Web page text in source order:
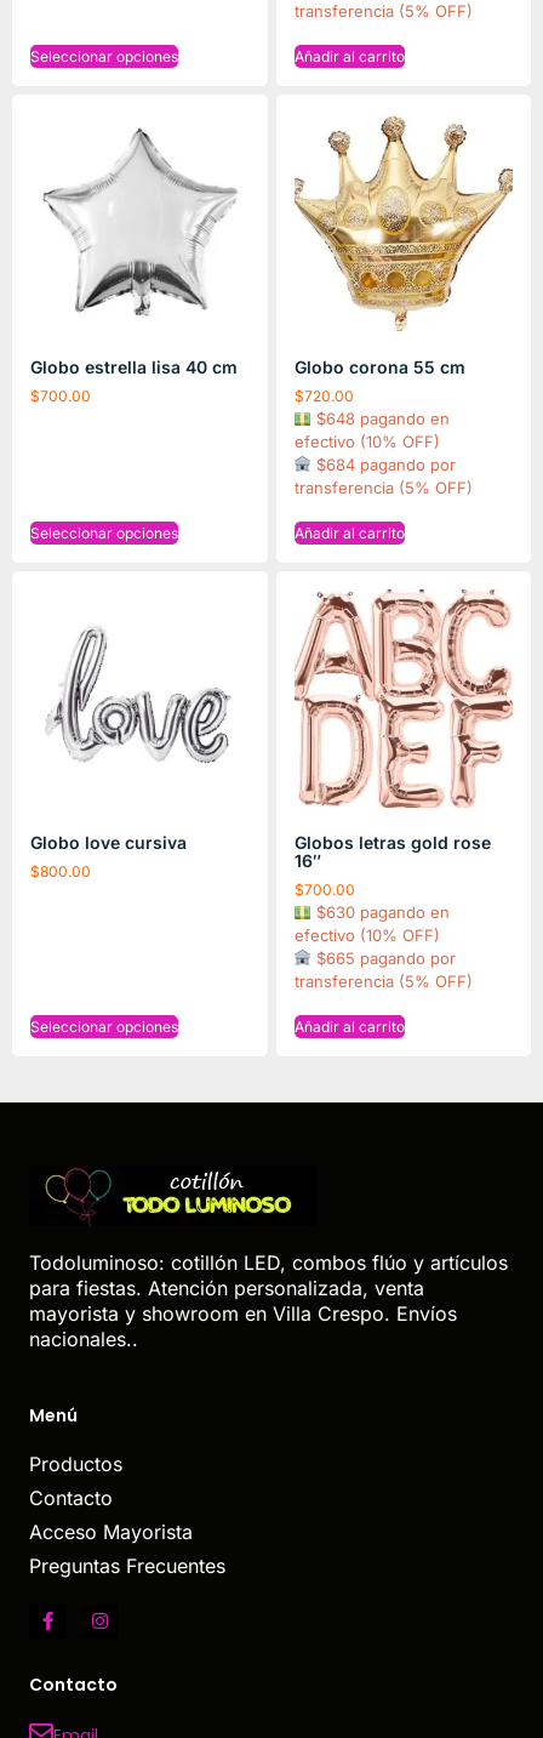
Seleccionar opciones
transferencia (5% OFF)
Añadir al carrito
Globo estrella lisa 40 cm
$700.00
Seleccionar opciones
Globo corona 55 cm
$720.00
$648 pagando en
efectivo (10% OFF)
$684 pagando por
transferencia (5% OFF)
Añadir al carrito
Globo love cursiva
$800.00
Seleccionar opciones
Globos letras gold rose
16″
$700.00
$630 pagando en
efectivo (10% OFF)
$665 pagando por
transferencia (5% OFF)
Añadir al carrito
Todoluminoso: cotillón LED, combos flúo y artículos
para fiestas. Atención personalizada, venta
mayorista y showroom en Villa Crespo. Envíos
nacionales..
Menú
Productos
Contacto
Acceso Mayorista
Preguntas Frecuentes
Contacto